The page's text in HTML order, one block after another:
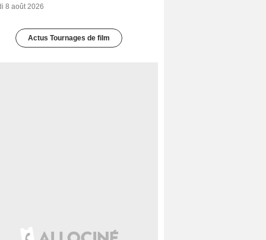
8 août 2026
Actus Tournages de film